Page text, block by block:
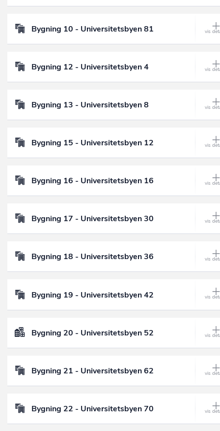
Bygning 10 - Universitetsbyen 81
Bygning 12 - Universitetsbyen 4
Bygning 13 - Universitetsbyen 8
Bygning 15 - Universitetsbyen 12
Bygning 16 - Universitetsbyen 16
Bygning 17 - Universitetsbyen 30
Bygning 18 - Universitetsbyen 36
Bygning 19 - Universitetsbyen 42
Bygning 20 - Universitetsbyen 52
Bygning 21 - Universitetsbyen 62
Bygning 22 - Universitetsbyen 70